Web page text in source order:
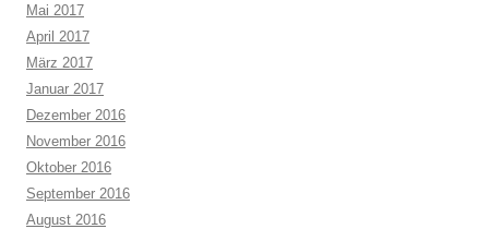
Mai 2017
April 2017
März 2017
Januar 2017
Dezember 2016
November 2016
Oktober 2016
September 2016
August 2016